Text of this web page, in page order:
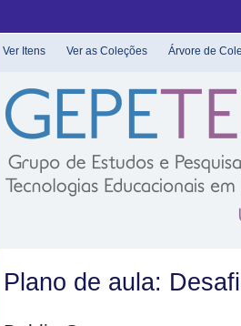
Ver Itens Ver as Coleções Árvore de
Plano de aula: